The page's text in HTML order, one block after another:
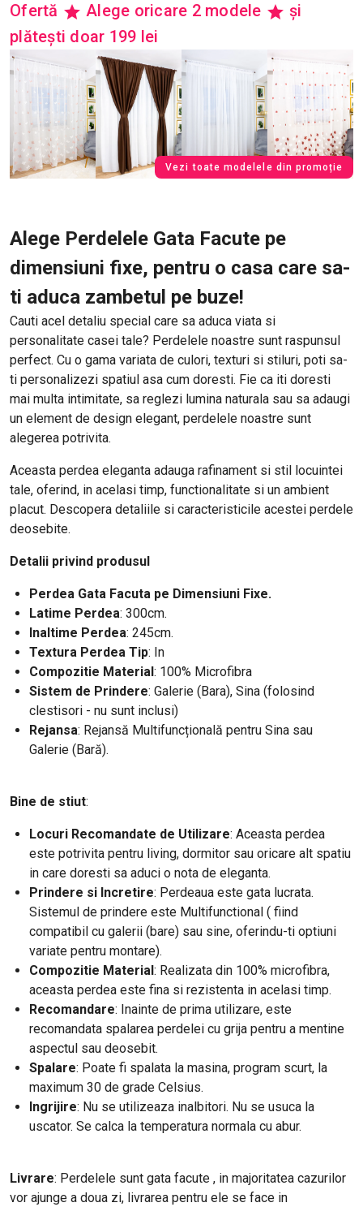
Ofertă Alege oricare 2 modele
și
plătești doar 199 lei
Vezi toate modelele din promoție
Alege Perdelele Gata Facute pe
dimensiuni fixe, pentru o casa care sa-
ti aduca zambetul pe buze!
Cauti acel detaliu special care sa aduca viata si
personalitate casei tale? Perdelele noastre sunt raspunsul
perfect. Cu o gama variata de culori, texturi si stiluri, poti sa-
ti personalizezi spatiul asa cum doresti. Fie ca iti doresti
mai multa intimitate, sa reglezi lumina naturala sau sa adaugi
un element de design elegant, perdelele noastre sunt
alegerea potrivita.
Aceasta perdea eleganta adauga rafinament si stil locuintei
tale, oferind, in acelasi timp, functionalitate si un ambient
placut. Descopera detaliile si caracteristicile acestei perdele
deosebite.
Detalii privind produsul
Perdea Gata Facuta pe Dimensiuni Fixe.
Latime Perdea: 300cm.
Inaltime Perdea: 245cm.
Textura Perdea Tip: In
Compozitie Material: 100% Microfibra
Sistem de Prindere: Galerie (Bara), Sina (folosind
clestisori - nu sunt inclusi)
Rejansa: Rejansă Multifuncțională pentru Sina sau
Galerie (Bară).
Bine de stiut:
Locuri Recomandate de Utilizare: Aceasta perdea
este potrivita pentru living, dormitor sau oricare alt spatiu
in care doresti sa aduci o nota de eleganta.
Prindere si Incretire: Perdeaua este gata lucrata.
Sistemul de prindere este Multifunctional ( fiind
compatibil cu galerii (bare) sau sine, oferindu-ti optiuni
variate pentru montare).
Compozitie Material: Realizata din 100% microfibra,
aceasta perdea este fina si rezistenta in acelasi timp.
Recomandare: Inainte de prima utilizare, este
recomandata spalarea perdelei cu grija pentru a mentine
aspectul sau deosebit.
Spalare: Poate fi spalata la masina, program scurt, la
maximum 30 de grade Celsius.
Ingrijire: Nu se utilizeaza inalbitori. Nu se usuca la
uscator. Se calca la temperatura normala cu abur.
Livrare: Perdelele sunt gata facute , in majoritatea cazurilor
vor ajunge a doua zi, livrarea pentru ele se face in